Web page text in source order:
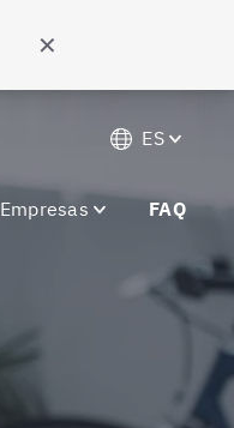
✕
ES
Empresas FAQ